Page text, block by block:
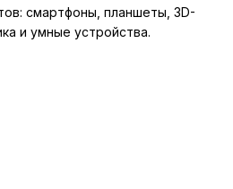
смартфоны, планшеты, 3D-
и умные устройства.